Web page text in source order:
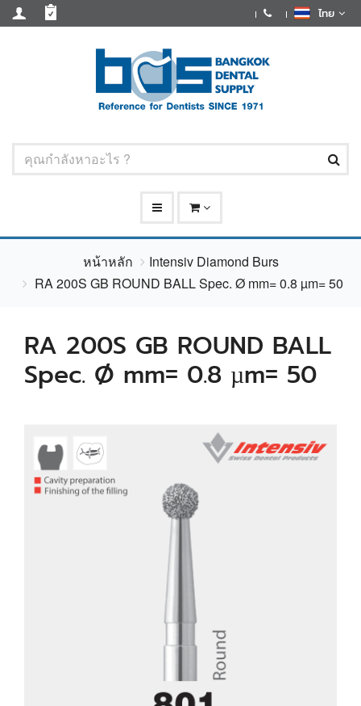
ไทย
หน้าหลัก
Intensiv Diamond Burs
RA 200S GB ROUND BALL Spec. Ø mm= 0.8 µm= 50
RA 200S GB ROUND BALL
Spec. Ø mm= 0.8 µm= 50